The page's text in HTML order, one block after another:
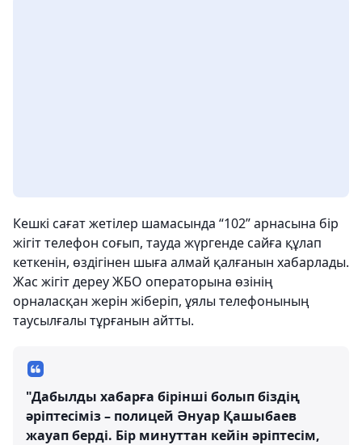
Кешкі сағат жетілер шамасында “102” арнасына бір
жігіт телефон соғып, тауда жүргенде сайға құлап
кеткенін, өздігінен шыға алмай қалғанын хабарлады.
Жас жігіт дереу ЖБО операторына өзінің
орналасқан жерін жіберіп, ұялы телефонының
таусылғалы тұрғанын айтты.
"Дабылды хабарға бірінші болып біздің
әріптесіміз – полицей Әнуар Қашыбаев
жауап берді. Бір минуттан кейін әріптесім,